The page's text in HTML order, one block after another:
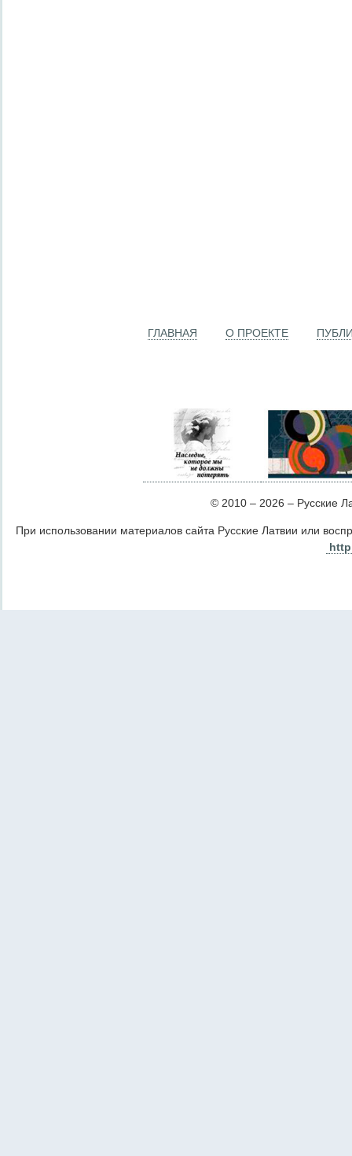
ГЛАВНАЯ О ПРОЕКТЕ
© 2010 – 2026 – Русские
При использовании материалов сайта Русские Латвии или